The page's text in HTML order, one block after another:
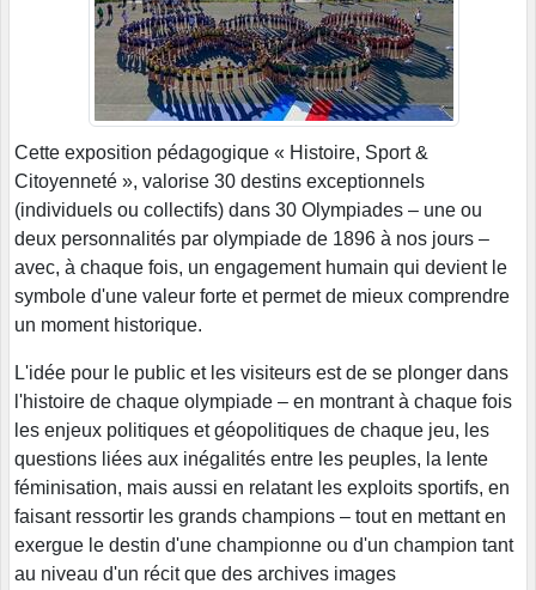
Cette exposition pédagogique « Histoire, Sport &
Citoyenneté », valorise 30 destins exceptionnels
(individuels ou collectifs) dans 30 Olympiades – une ou
deux personnalités par olympiade de 1896 à nos jours –
avec, à chaque fois, un engagement humain qui devient le
symbole d'une valeur forte et permet de mieux comprendre
un moment historique.
L'idée pour le public et les visiteurs est de se plonger dans
l'histoire de chaque olympiade – en montrant à chaque fois
les enjeux politiques et géopolitiques de chaque jeu, les
questions liées aux inégalités entre les peuples, la lente
féminisation, mais aussi en relatant les exploits sportifs, en
faisant ressortir les grands champions – tout en mettant en
exergue le destin d'une championne ou d'un champion tant
au niveau d'un récit que des archives images